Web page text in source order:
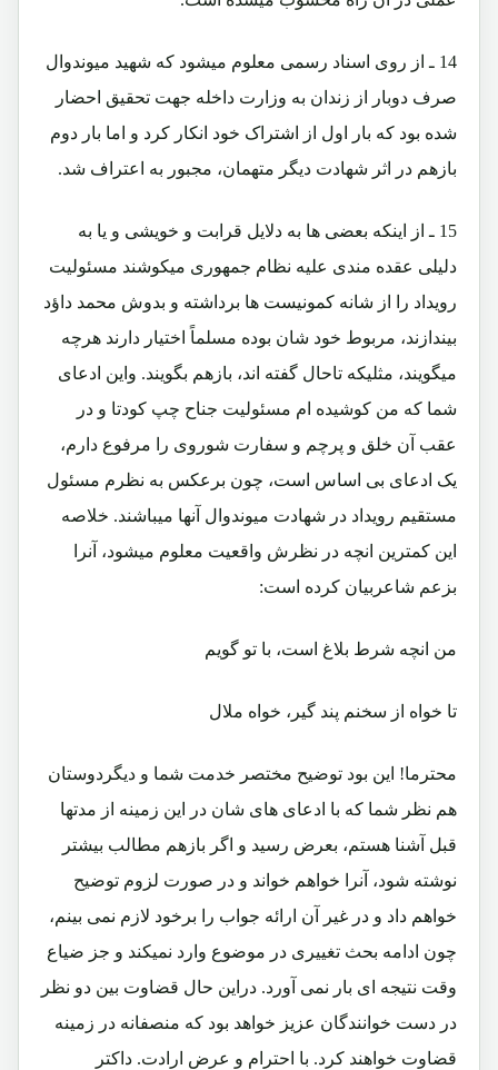
14 ـ از روی اسناد رسمی معلوم میشود که شهید میوندوال
صرف دوبار از زندان به وزارت داخله جهت تحقیق احضار
شده بود که بار اول از اشتراک خود انکار کرد و اما بار دوم
بازهم در اثر شهادت دیگر متهمان، مجبور به اعتراف شد.
15 ـ از اینکه بعضی ها به دلایل قرابت و خویشی و یا به
دلیلی عقده مندی علیه نظام جمهوری میکوشند مسئولیت
رویداد را از شانه کمونیست ها برداشته و بدوش محمد داؤد
بیندازند، مربوط خود شان بوده مسلماً اختیار دارند هرچه
میگویند، مثلیکه تاحال گفته اند، بازهم بگویند. واین ادعای
شما که من کوشیده ام مسئولیت جناح چپ کودتا و در
عقب آن خلق و پرچم و سفارت شوروی را مرفوع دارم،
یک ادعای بی اساس است، چون برعکس به نظرم مسئول
مستقیم رویداد در شهادت میوندوال آنها میباشند. خلاصه
این کمترین انچه در نظرش واقعیت معلوم میشود، آنرا
بزعم شاعربیان کرده است:
من انچه شرط بلاغ است، با تو گویم
تا خواه از سخنم پند گیر، خواه ملال
محترما! این بود توضیح مختصر خدمت شما و دیگردوستان
هم نظر شما که با ادعای های شان در این زمینه از مدتها
قبل آشنا هستم، بعرض رسید و اگر بازهم مطالب بیشتر
نوشته شود، آنرا خواهم خواند و در صورت لزوم توضیح
خواهم داد و در غیر آن ارائه جواب را برخود لازم نمی بینم،
چون ادامه بحث تغییری در موضوع وارد نمیکند و جز ضیاع
وقت نتیجه ای بار نمی آورد. دراین حال قضاوت بین دو نظر
در دست خوانندگان عزیز خواهد بود که منصفانه در زمینه
قضاوت خواهند کرد. با احترام و عرض ارادت. داکتر